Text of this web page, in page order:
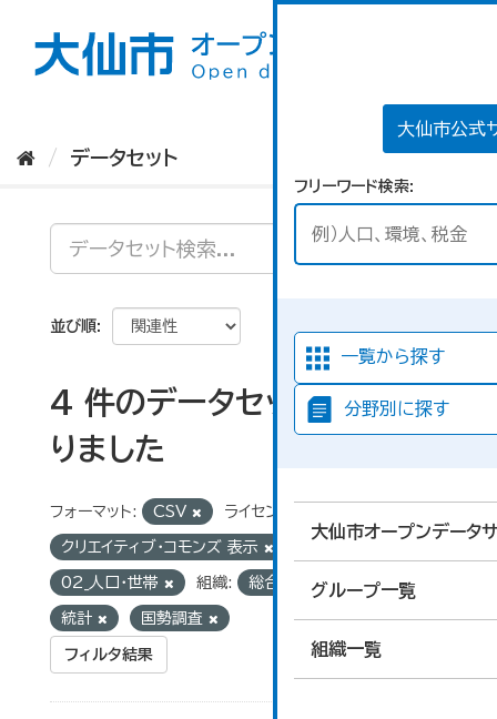
大仙市公式
フリーワード検索
一覧から探す
分野別に探す
大仙市オープンデータ
グループ一覧
組織一覧
データセット
並び順
4 件のデータセットが見つか
りました
フォーマット: CSV ライセンス:
クリエイティブ・コモンズ 表示
02_人口・世帯 組織: 総合政策課 タグ:
統計 国勢調査
フィルタ結果